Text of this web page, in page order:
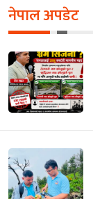
नेपाल अपडेट